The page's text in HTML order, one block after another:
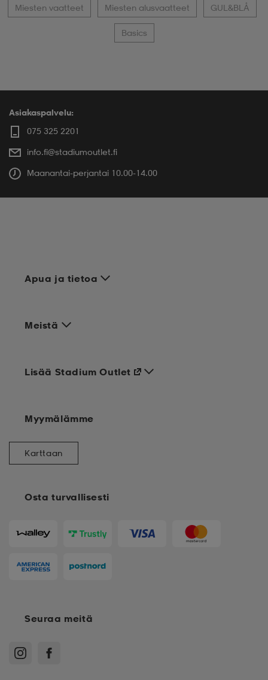
Miesten vaatteet Miesten alusvaatteet GUL&BLÅ
Basics
Asiakaspalvelu:
075 325 2201
info.fi@stadiumoutlet.fi
Maanantai-perjantai 10.00-14.00
Apua ja tietoa
Meistä
Osta turvallisesti
Lisää Stadium Outlet
Myymälämme
Karttaan
Seuraa meitä